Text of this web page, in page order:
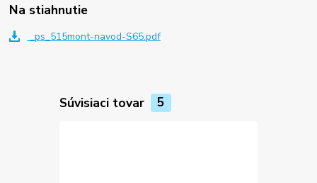
Na stiahnutie
_ps_515mont-navod-S65.pdf
Súvisiaci tovar 5